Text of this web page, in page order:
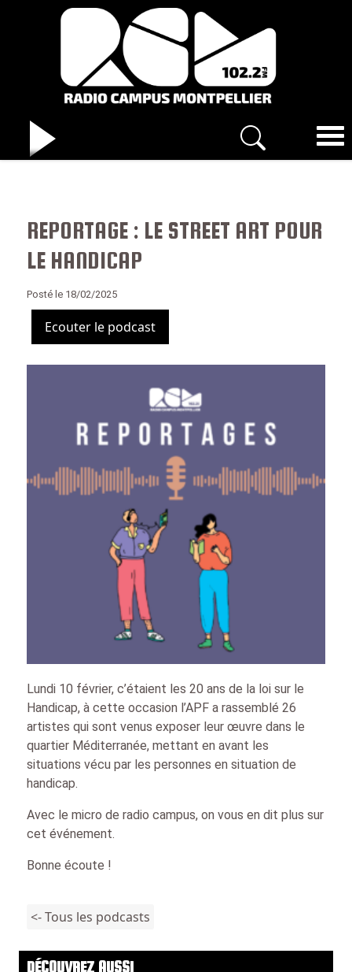
REPORTAGE : LE STREET ART POUR
LE HANDICAP
Posté le 18/02/2025
Ecouter le podcast
Lundi 10 février, c’étaient les 20 ans de la loi sur le
Handicap, à cette occasion l’APF a rassemblé 26
artistes qui sont venus exposer leur œuvre dans le
quartier Méditerranée, mettant en avant les
situations vécu par les personnes en situation de
handicap.
Avec le micro de radio campus, on vous en dit plus sur
cet événement.
Bonne écoute !
<- Tous les podcasts
DÉCOUVREZ AUSSI